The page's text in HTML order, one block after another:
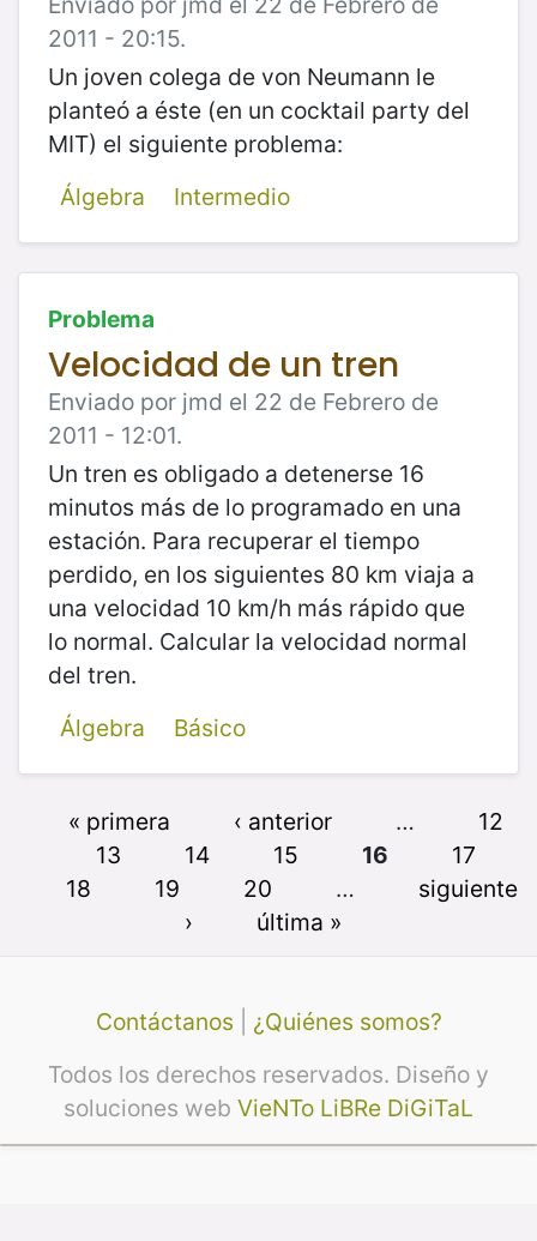
2011 - 20:15.
Un joven colega de von Neumann le
planteó a éste (en un cocktail party del
MIT) el siguiente problema:
Álgebra
Intermedio
Problema
Velocidad de un tren
Enviado por jmd el 22 de Febrero de
2011 - 12:01.
Un tren es obligado a detenerse 16
minutos más de lo programado en una
estación. Para recuperar el tiempo
perdido, en los siguientes 80 km viaja a
una velocidad 10 km/h más rápido que
lo normal. Calcular la velocidad normal
del tren.
Álgebra
Básico
« primera ‹ anterior …
12
13
14 15 16
17
18
19 20 …
siguiente
›
última »
Contáctanos
¿Quiénes somos?
Todos los derechos reservados. Diseño y
soluciones web VieNTo LiBRe DiGiTaL